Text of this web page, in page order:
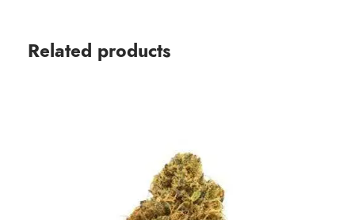
Related products